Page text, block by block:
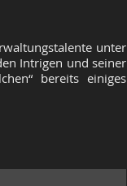
unter
Intrigen und seiner
bereits einiges